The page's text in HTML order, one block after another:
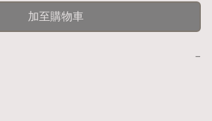
加至購物車
−